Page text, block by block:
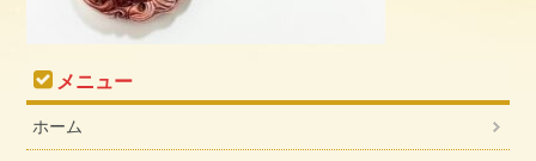
メニュー
ホーム